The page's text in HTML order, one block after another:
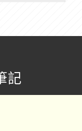
記